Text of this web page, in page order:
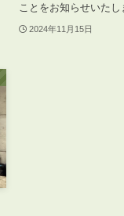
ことをお知らせいた
2024年11月15日